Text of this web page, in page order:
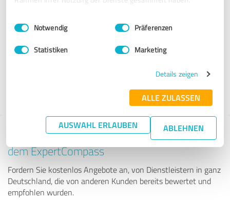
Impressum Datenschutzbestimmungen
Einwilligungsauswahl
Notwendig Präferenzen
Statistiken Marketing
Details zeigen
ALLE ZULASSEN
AUSWAHL ERLAUBEN ABLEHNEN
Weißburgunder
Tipp: Die passenden Experten finden - mit
dem ExpertCompass
Fordern Sie kostenlos Angebote an, von Dienstleistern in ganz
Deutschland, die von anderen Kunden bereits bewertet und
empfohlen wurden.